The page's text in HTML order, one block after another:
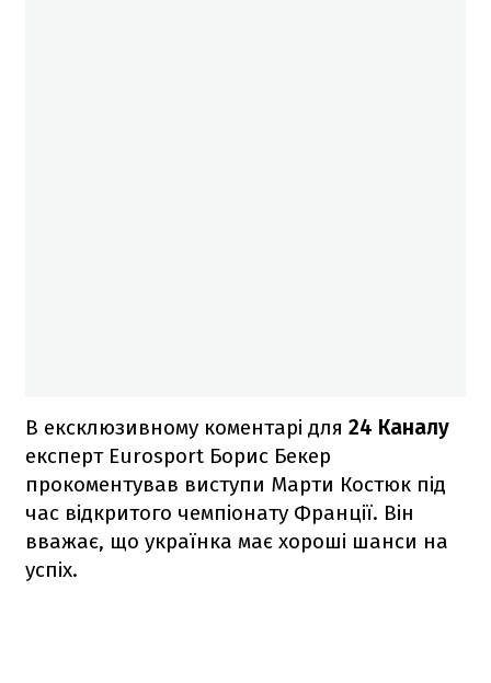
В ексклюзивному коментарі для 24 Каналу
експерт Eurosport Борис Бекер
прокоментував виступи Марти Костюк під
час відкритого чемпіонату Франції. Він
вважає, що українка має хороші шанси на
успіх.